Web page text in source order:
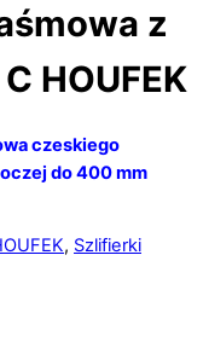
z
HOUFEK
czeskiego
do 400 mm
, Szlifierki